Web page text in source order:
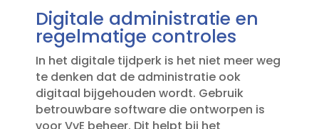
Digitale administratie en
regelmatige controles
In het digitale tijdperk is het niet meer weg
te denken dat de administratie ook
digitaal bijgehouden wordt.​ Gebruik
betrouwbare software die ontworpen is